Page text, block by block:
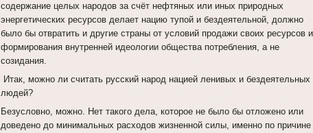
содержание целых народов за счёт нефтяных или иных природных
энергетических ресурсов делает нацию тупой и бездеятельной, должно
было бы отвратить и другие страны от условий продажи своих ресурсов и
формирования внутренней идеологии общества потребления, а не
созидания.
Итак, можно ли считать русский народ нацией ленивых и бездеятельных
людей?
Безусловно, можно. Нет такого дела, которое не было бы отложено или
доведено до минимальных расходов жизненной силы, именно по причине